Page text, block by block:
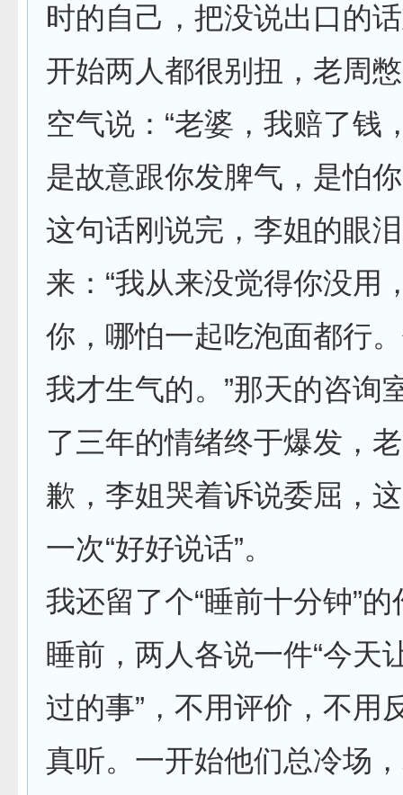
时的自己，把没说出口的
开始两人都很别扭，老周
空气说：“老婆，我赔了钱
是故意跟你发脾气，是怕
这句话刚说完，李姐的眼
来：“我从来没觉得你没用
你，哪怕一起吃泡面都行
我才生气的。”那天的咨询
了三年的情绪终于爆发，
歉，李姐哭着诉说委屈，
一次“好好说话”。
我还留了个“睡前十分钟”
睡前，两人各说一件“今天
过的事”，不用评价，不用
真听。一开始他们总冷场